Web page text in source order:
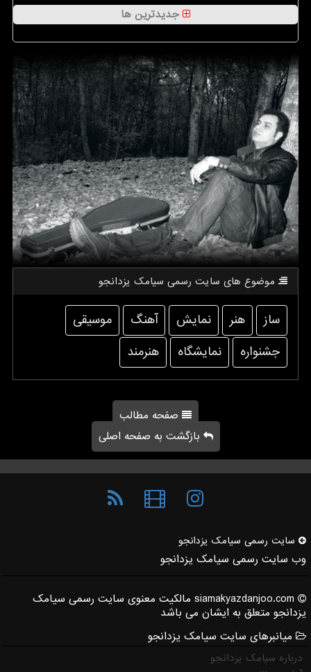
جدیدترین ها
موضوع های سایت رسمی سیامك یزدانجو
ساز هنر نمایش آهنگ
موسیقی
جشنواره
نمایشگاه هنرمند
صفحه مطالب
بازگشت به صفحه اصلی
سایت رسمی سیامك یزدانجو
وب سایت رسمی سیامک یزدانجو
siamakyazdanjoo.com مالکیت معنوی سایت رسمی سیامک
یزدانجو متعلق به ایشان می باشد
میانبرهای سایت سیامک یزدانجو
درباره سیامک یزدانجو